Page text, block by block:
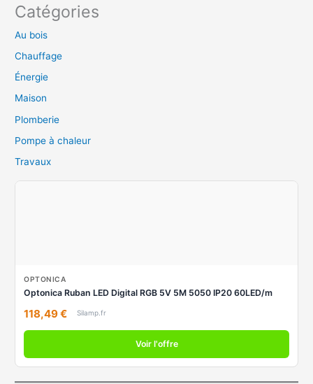
Catégories
Au bois
Chauffage
Énergie
Maison
Plomberie
Pompe à chaleur
Travaux
OPTONICA
Optonica Ruban LED Digital RGB 5V 5M 5050 IP20 60LED/m
118,49 € Silamp.fr
Voir l'offre